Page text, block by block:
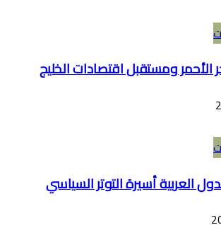
الأحمر ومستقبل اقتصادات الخليج
العربية أسيرة التوتر السياسي